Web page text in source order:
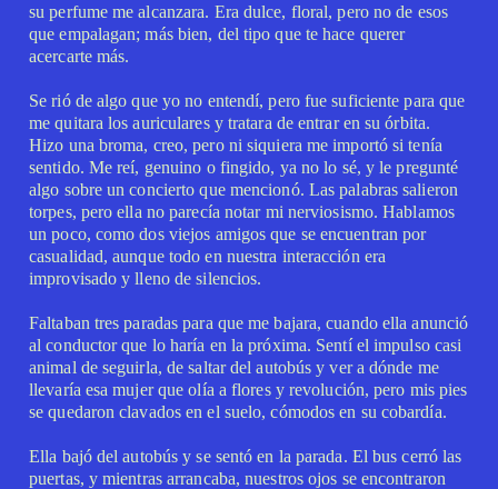
su perfume me alcanzara. Era dulce, floral, pero no de esos
que empalagan; más bien, del tipo que te hace querer
acercarte más.
Se rió de algo que yo no entendí, pero fue suficiente para que
me quitara los auriculares y tratara de entrar en su órbita.
Hizo una broma, creo, pero ni siquiera me importó si tenía
sentido. Me reí, genuino o fingido, ya no lo sé, y le pregunté
algo sobre un concierto que mencionó. Las palabras salieron
torpes, pero ella no parecía notar mi nerviosismo. Hablamos
un poco, como dos viejos amigos que se encuentran por
casualidad, aunque todo en nuestra interacción era
improvisado y lleno de silencios.
Faltaban tres paradas para que me bajara, cuando ella anunció
al conductor que lo haría en la próxima. Sentí el impulso casi
animal de seguirla, de saltar del autobús y ver a dónde me
llevaría esa mujer que olía a flores y revolución, pero mis pies
se quedaron clavados en el suelo, cómodos en su cobardía.
Ella bajó del autobús y se sentó en la parada. El bus cerró las
puertas, y mientras arrancaba, nuestros ojos se encontraron